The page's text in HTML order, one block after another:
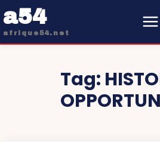
a54
afrique54.net
Tag: